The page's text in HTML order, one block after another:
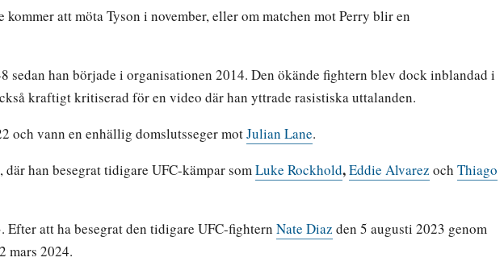
att möta Tyson i november, eller om matchen mot Perry blir en
han började i organisationen 2014. Den ökände fightern blev dock inblandad i
kraftigt kritiserad för en video där han yttrade rasistiska uttalanden.
och vann en enhällig domslutsseger motJulian Lane.
han besegrat tidigare UFC-kämpar somLuke Rockhold,Eddie Alvarez och Thiago
Efter att ha besegrat den tidigare UFC-fightern Nate Diaz den 5 augusti 2023 genom
mars 2024.